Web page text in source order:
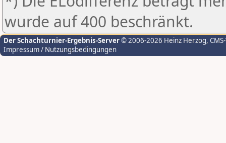
wurde auf 400 beschränkt.
Der Schachturnier-Ergebnis-Server© 2006-2026 Heinz Herzog,
Impressum / Nutzungsbedingungen